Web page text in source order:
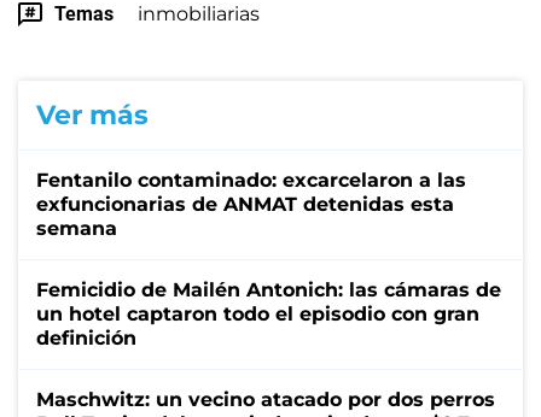
Temas inmobiliarias
Ver más
Fentanilo contaminado: excarcelaron a las
exfuncionarias de ANMAT detenidas esta
semana
Femicidio de Mailén Antonich: las cámaras de
un hotel captaron todo el episodio con gran
definición
Maschwitz: un vecino atacado por dos perros